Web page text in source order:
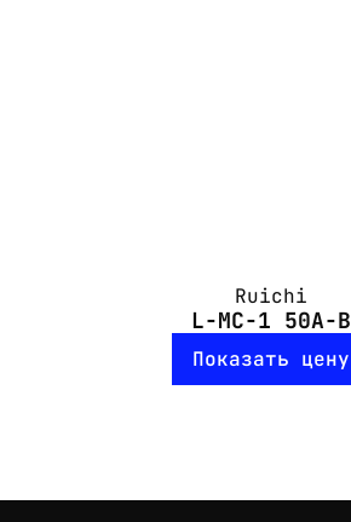
Ruichi
L-MC-1 50A-B
Показать цену